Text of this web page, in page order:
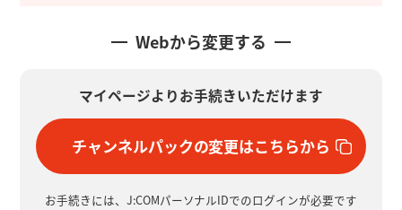
Webから変更する
マイページよりお手続きいただけます
チャンネルパックの変更はこちらから
お手続きには、J:COMパーソナルIDでのログインが必要です